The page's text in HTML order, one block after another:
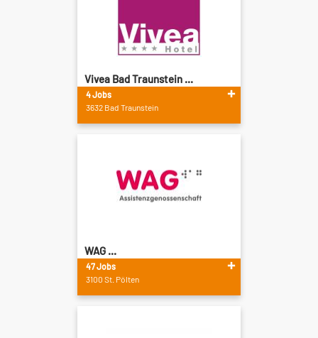
Vivea Bad Traunstein ...
4 Jobs
3632 Bad Traunstein
WAG ...
47 Jobs
3100 St. Pölten